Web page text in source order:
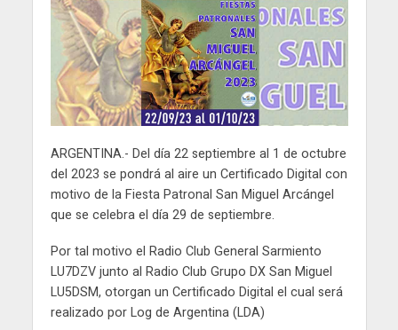
ARGENTINA.- Del día 22 septiembre al 1 de octubre
del 2023 se pondrá al aire un Certificado Digital con
motivo de la Fiesta Patronal San Miguel Arcángel
que se celebra el día 29 de septiembre.
Por tal motivo el Radio Club General Sarmiento
LU7DZV junto al Radio Club Grupo DX San Miguel
LU5DSM, otorgan un Certificado Digital el cual será
realizado por Log de Argentina (LDA)